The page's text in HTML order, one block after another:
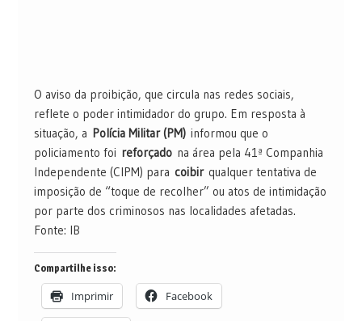
O aviso da proibição, que circula nas redes sociais,
reflete o poder intimidador do grupo. Em resposta à
situação, a Polícia Militar (PM)informou que o
policiamento foi reforçadona área pela 41ª Companhia
Independente (CIPM) para coibirqualquer tentativa de
imposição de “toque de recolher” ou atos de intimidação
por parte dos criminosos nas localidades afetadas.
Fonte: IB
Compartilhe isso:
Imprimir Facebook